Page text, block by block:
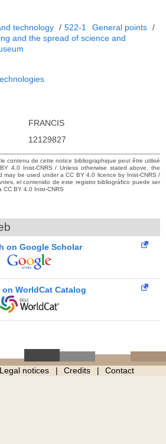
technology / 522-1 General points /
and the spread of science and
FRANCIS
12129827
contenu de cette notice bibliographique peut être utilisé
4.0 Inist-CNRS / Unless otherwise stated above, the
may be used under a CC BY 4.0 licence by Inist-CNRS /
el contenido de este registro bibliográfico puede ser
CC BY 4.0 Inist-CNRS
on Google Scholar
on WorldCat Catalog
Legal notices Credits Contact